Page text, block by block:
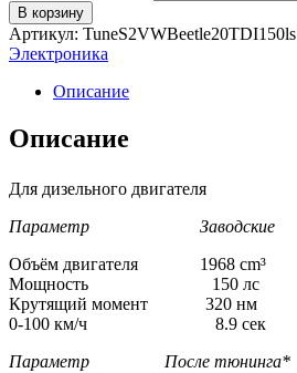
В корзину
Артикул: TuneS2VWBeetle20TDI150ls
Электроника
Описание
Описание
Для дизельного двигателя
Параметр Заводские
Объём двигателя 1968 cm³
Мощность 150 лс
Крутящий момент 320 нм
0-100 км/ч 8.9 сек
Параметр После тюнинга*